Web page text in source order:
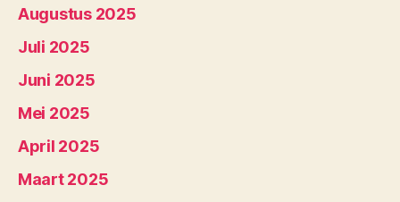
Augustus 2025
Juli 2025
Juni 2025
Mei 2025
April 2025
Maart 2025